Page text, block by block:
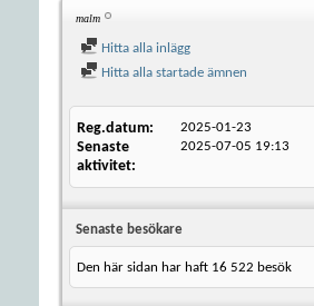
malm
Hitta alla inlägg
Hitta alla startade ämnen
Reg.datum 2025-01-23
Senaste
aktivitet
2025-07-05 19:13
Senaste besökare
Den här sidan har haft 16 522 besök